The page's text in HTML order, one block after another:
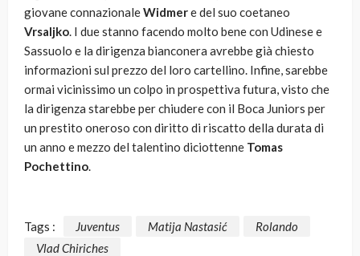
giovaneconnazionaleWidmere del suo coetaneo
Vrsaljko. I due stanno facendo molto bene con Udinese e
Sassuolo e la dirigenza bianconera avrebbe già chiesto
informazioni sul prezzo del loro cartellino. Infine, sarebbe
ormai vicinissimo un colpo in prospettiva futura, visto che
la dirigenza starebbe per chiudere con il Boca Juniors per
un prestito oneroso con diritto di riscatto della durata di
un anno e mezzo del talentino diciottenne Tomas
Pochettino.
Tags : Juventus Matija Nastasić
Rolando
Vlad Chiriches